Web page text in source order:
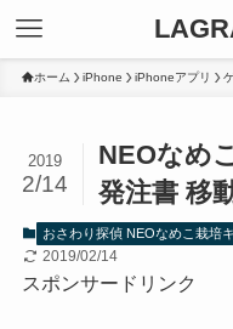
ホーム iPhone iPhoneアプリ
NEOなめ
発注書 移
2019
2/14
おさわり探偵 NEOなめこ栽培
2019/02/14
スポンサードリンク